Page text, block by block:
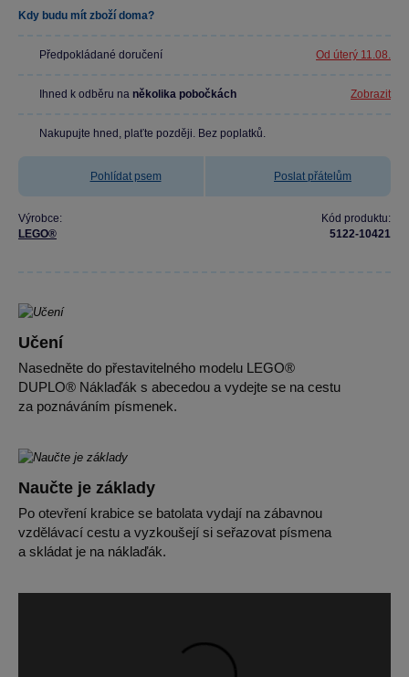
Kdy budu mít zboží doma?
Předpokládané doručení Od úterý 11.08.
Ihned k odběru na několika pobočkách Zobrazit
Nakupujte hned, plaťte později. Bez poplatků.
Pohlídat psem Poslat přátelům
Výrobce:
LEGO®
Kód produktu:
5122-10421
Učení
Nasedněte do přestavitelného modelu LEGO®
DUPLO® Náklaďák s abecedou a vydejte se na cestu
za poznáváním písmenek.
Naučte je základy
Po otevření krabice se batolata vydají na zábavnou
vzdělávací cestu a vyzkoušejí si seřazovat písmena
a skládat je na náklaďák.